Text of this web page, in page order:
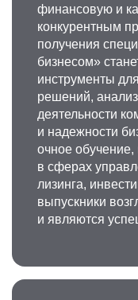
финансовую и
конкурентным
получения
бизнесом»
инструменты
решений,
деятельности
и надежности
очное
в сферах
лизинга,
выпускники
и являются